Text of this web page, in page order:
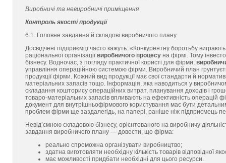
Виробничі та невиробничі приміщення
Контроль якості продукції
6.1. Головне завдання й складові виробничого плану
Досвідчені підприємці часто кажуть: «Конкурентну боротьбу
раціональної організації виробничого процесу на фірмі. Тому
бізнесу. Водночас, з погляду практичної користі для фірми,
управління операційною системою фірми. Виробничий план
продукції фірми. Кожний вид продукції має свої стандарти й
матеріальних запасів тощо. Інформація, яка наводиться у
складання кошторису операційних витрат, планування доходів і
товаро-матеріальних запасів впливають на ефективність операцій
документ для внутрішньофірмового користування має бути
проблем фірми ще заздалегідь, на папері, раніше ніж підприємець
Невід’ємною складовою бізнесу, орієнтованого на виробничу
завдання виробничого плану — довести, що фірма:
реально спроможна організувати виробництво;
здатна виготовляти необхідну кількість товарів відповідної
має можливості придбати необхідні для цього ресурси.